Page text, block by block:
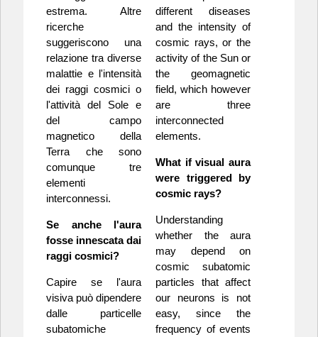
estrema. Altre
ricerche
suggeriscono una
relazione tra diverse
malattie e l'intensità
dei raggi cosmici o
l'attività del Sole e
del campo
magnetico della
Terra che sono
comunque tre
elementi
interconnessi.
Se anche l'aura
fosse innescata dai
raggi cosmici?
Capire se l'aura
visiva può dipendere
dalle particelle
subatomiche
different diseases
and the intensity of
cosmic rays, or the
activity of the Sun or
the geomagnetic
field, which however
are three
interconnected
elements.
What if visual aura
were triggered by
cosmic rays?
Understanding
whether the aura
may depend on
cosmic subatomic
particles that affect
our neurons is not
easy, since the
frequency of events